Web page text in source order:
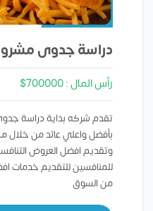
دراسة جدوى
رأس المال : 700000$
تقدم شركه بداية دراسة
بأفضل واعلي عائد من خلال
وتقديم افضل العروض
للمنافسين للتقديم خدمات
من السوق